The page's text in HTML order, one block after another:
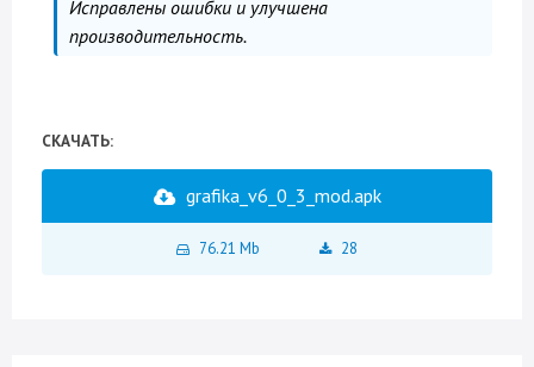
Исправлены ошибки и улучшена
производительность.
СКАЧАТЬ:
grafika_v6_0_3_mod.apk
76.21 Mb 28